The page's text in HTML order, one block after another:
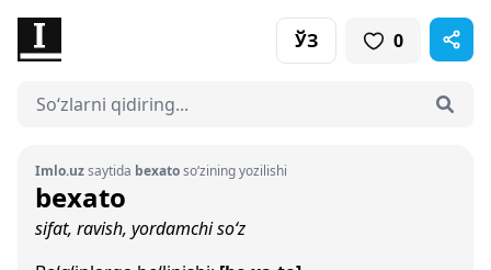
ЎЗ 0
Imlo.uzsaytida bexatoso‘zining yozilishi
bexato
sifat, ravish, yordamchi so‘z